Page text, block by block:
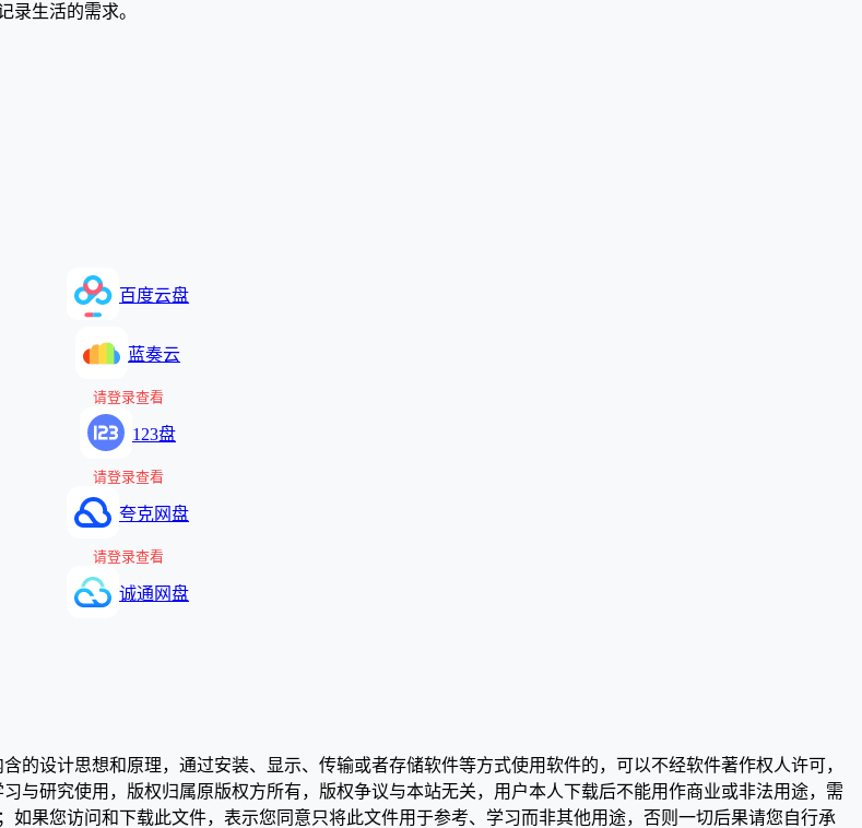
录生活的需求。
百度云盘
蓝奏云
请登录查看
123盘
请登录查看
夸克网盘
请登录查看
诚通网盘
的设计思想和原理，通过安装、显示、传输或者存储软件等方式使用软件的，可以不经软件著作权人许可，
与研究使用，版权归属原版权方所有，版权争议与本站无关，用户本人下载后不能用作商业或非法用途，需
果您访问和下载此文件，表示您同意只将此文件用于参考、学习而非其他用途，否则一切后果请您自行承